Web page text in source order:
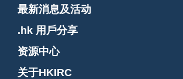
最新消息及活动
.hk 用戶分享
资源中心
关于HKIRC